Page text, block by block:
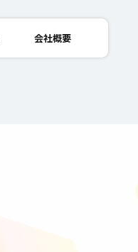
会社概要